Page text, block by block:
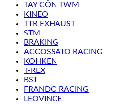
TAY CÔN TWM
KINEO
TTR EXHAUST
STM
BRAKING
ACCOSSATO RACING
KOHKEN
T-REX
BST
FRANDO RACING
LEOVINCE